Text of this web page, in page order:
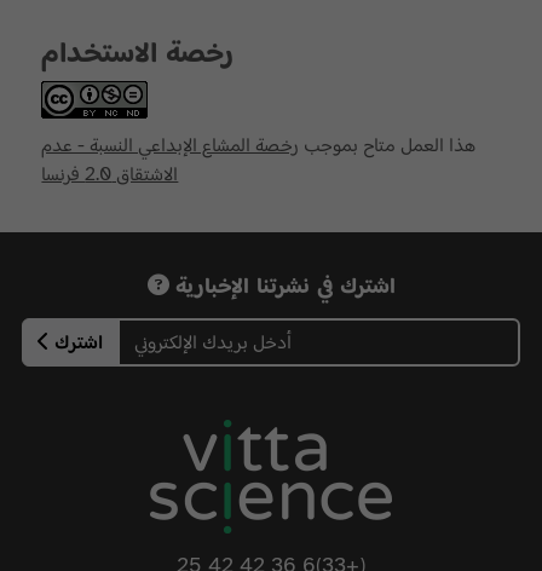
رخصة الاستخدام
هذا العمل متاح بموجب رخصة المشاع الإبداعي النسبة - عدم
الاشتقاق 2.0 فرنسا
اشترك في نشرتنا الإخبارية
اشترك
(+33)6 36 42 42 25